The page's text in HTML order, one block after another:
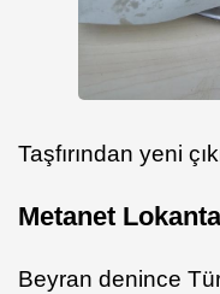
Taşfırından yeni
Metanet
Beyran denince